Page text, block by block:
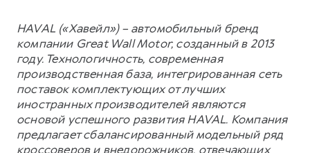
HAVAL («Хавейл») – автомобильный бренд
компании Great Wall Motor, созданный в 2013
году. Технологичность, современная
производственная база, интегрированная сеть
поставок комплектующих от лучших
иностранных производителей являются
основой успешного развития HAVAL. Компания
предлагает сбалансированный модельный ряд
кроссоверов и внедорожников, отвечающих